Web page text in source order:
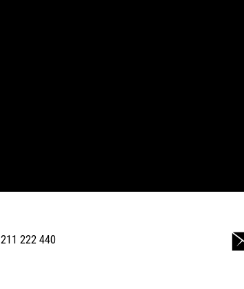
211 222 440